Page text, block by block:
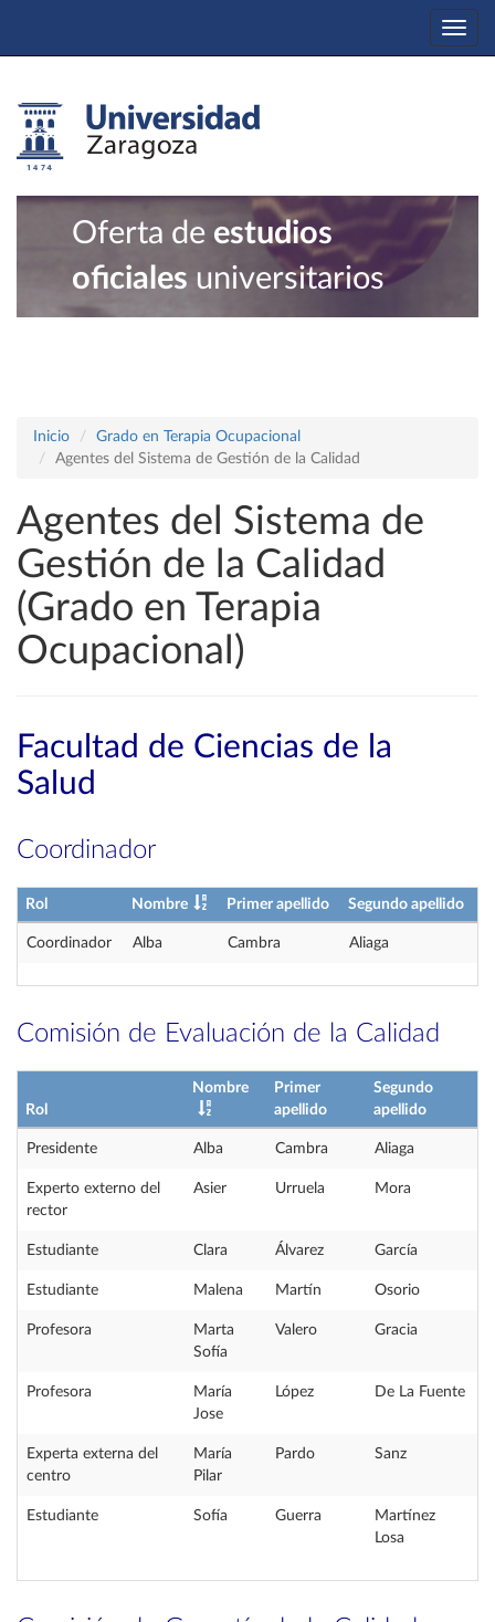
Oferta de estudios
oficiales universitarios
Inicio
Grado en Terapia Ocupacional
Agentes del Sistema de Gestión de la Calidad
Agentes del Sistema de
Gestión de la Calidad
(Grado en Terapia
Ocupacional)
Facultad de Ciencias de la
Salud
Coordinador
Rol Nombre Primer apellido Segundo apellido
Coordinador Alba Cambra Aliaga
Comisión de Evaluación de la Calidad
Rol
Nombre
Primer
apellido
Segundo
apellido
Presidente Alba Cambra Aliaga
Experto externo del
rector
Asier Urruela Mora
Estudiante Clara Álvarez García
Estudiante Malena Martín Osorio
Profesora
Marta
Sofía
Valero Gracia
Profesora
María
Jose
López De La Fuente
Experta externa del
centro
María
Pilar
Pardo Sanz
Estudiante Sofía Guerra
Martínez
Losa